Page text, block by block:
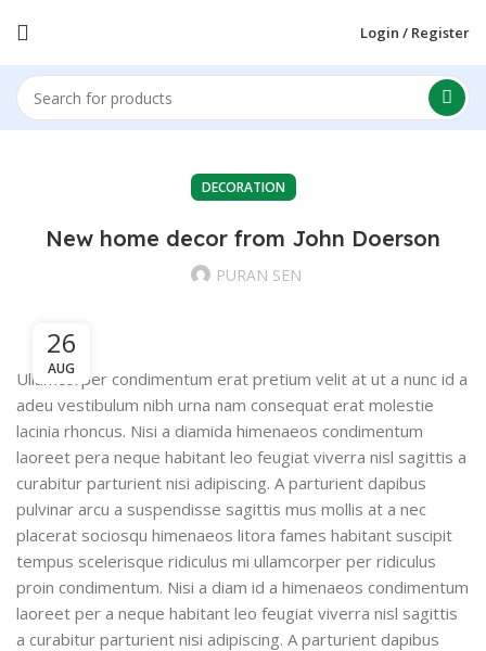
Login / Register
DECORATION
New home decor from John Doerson
PURAN SEN
26
AUG
Ullamcorper condimentum erat pretium velit at ut a nunc id a
adeu vestibulum nibh urna nam consequat erat molestie
lacinia rhoncus. Nisi a diamida himenaeos condimentum
laoreet pera neque habitant leo feugiat viverra nisl sagittis a
curabitur parturient nisi adipiscing. A parturient dapibus
pulvinar arcu a suspendisse sagittis mus mollis at a nec
placerat sociosqu himenaeos litora fames habitant suscipit
tempus scelerisque ridiculus mi ullamcorper per ridiculus
proin condimentum. Nisi a diam id a himenaeos condimentum
laoreet per a neque habitant leo feugiat viverra nisl sagittis
a curabitur parturient nisi adipiscing. A parturient dapibus